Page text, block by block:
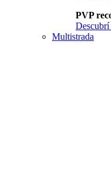
PVP
Descubrí
Multistrada